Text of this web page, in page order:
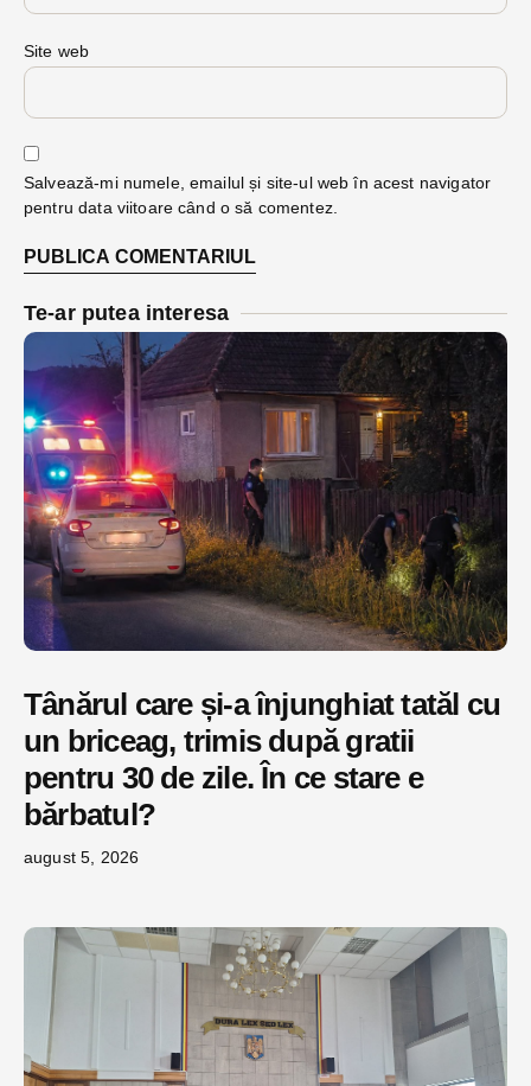
Site web
Salvează-mi numele, emailul și site-ul web în acest navigator
pentru data viitoare când o să comentez.
Te-ar putea interesa
Tânărul care și-a înjunghiat tatăl cu
un briceag, trimis după gratii
pentru 30 de zile. În ce stare e
bărbatul?
august 5, 2026